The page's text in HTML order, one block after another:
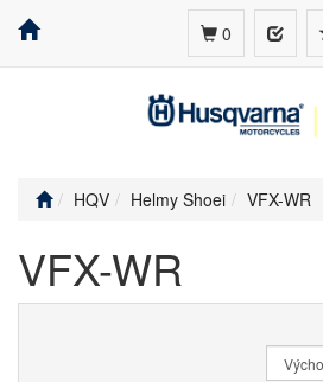
0
HQV Helmy Shoei VFX-WR
VFX-WR